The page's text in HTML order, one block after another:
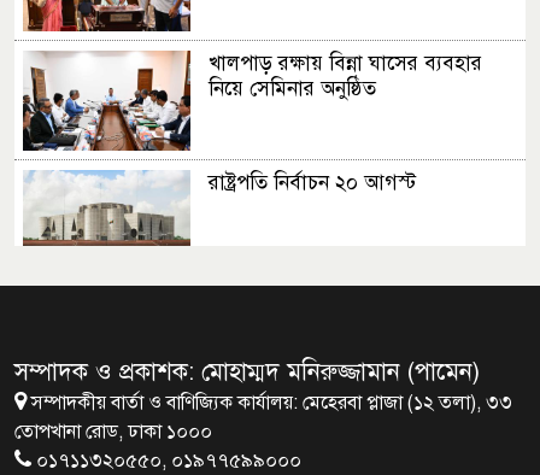
খালপাড় রক্ষায় বিন্না ঘাসের ব্যবহার
নিয়ে সেমিনার অনুষ্ঠিত
রাষ্ট্রপতি নির্বাচন ২০ আগস্ট
জাতীয়তাবাদ, জুলাই ও ভবিষ্যতের
বাংলাদেশ
সম্পাদক ও প্রকাশক: মোহাম্মদ মনিরুজ্জামান (পামেন)
সম্পাদকীয় বার্তা ও বাণিজ্যিক কার্যালয়: মেহেরবা প্লাজা (১২ তলা), ৩৩
তোপখানা রোড, ঢাকা ১০০০
০১৭১১৩২০৫৫০, ০১৯৭৭৫৯৯০০০